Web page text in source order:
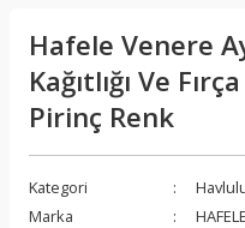
Hafele Venere
Kağıtlığı Ve
Pirinç Renk
Kategori
Marka
HAFELE